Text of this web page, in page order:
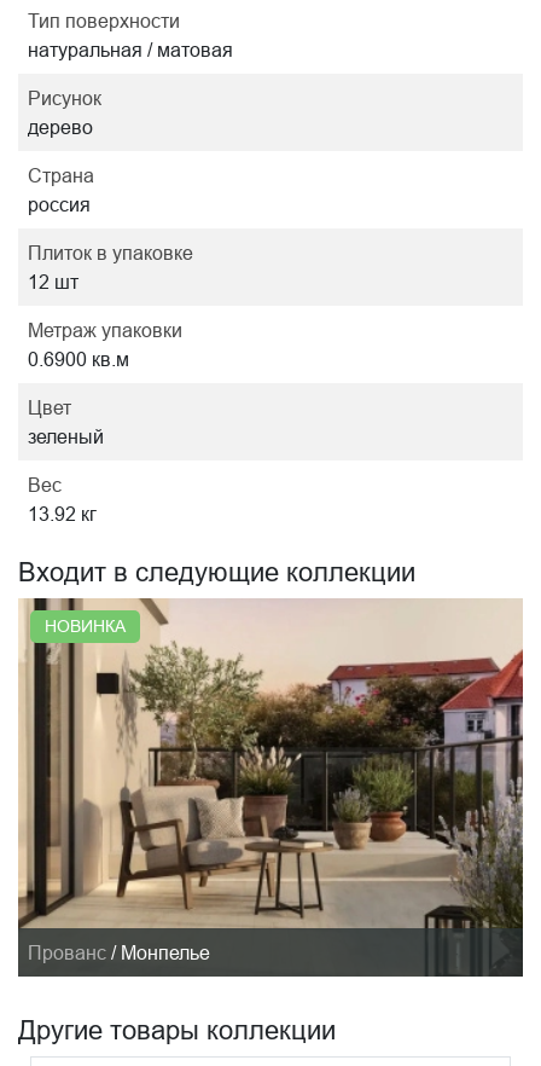
Тип поверхности
натуральная / матовая
Рисунок
дерево
Страна
россия
Плиток в упаковке
12 шт
Метраж упаковки
0.6900 кв.м
Цвет
зеленый
Вес
13.92 кг
Входит в следующие коллекции
НОВИНКА
Прованс / Монпелье
Другие товары коллекции